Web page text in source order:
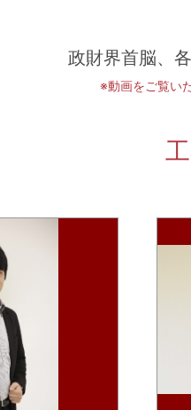
政財界首脳、
※動画をご覧い